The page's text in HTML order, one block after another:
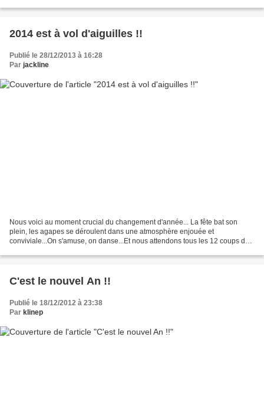
2014 est à vol d'aiguilles !!
Publié le 28/12/2013 à 16:28
Par jackline
Nous voici au moment crucial du changement d'année... La fête bat son
plein, les agapes se déroulent dans une atmosphère enjouée et
conviviale...On s'amuse, on danse...Et nous attendons tous les 12 coups de
C'est le nouvel An !!
Publié le 18/12/2012 à 23:38
Par klinep